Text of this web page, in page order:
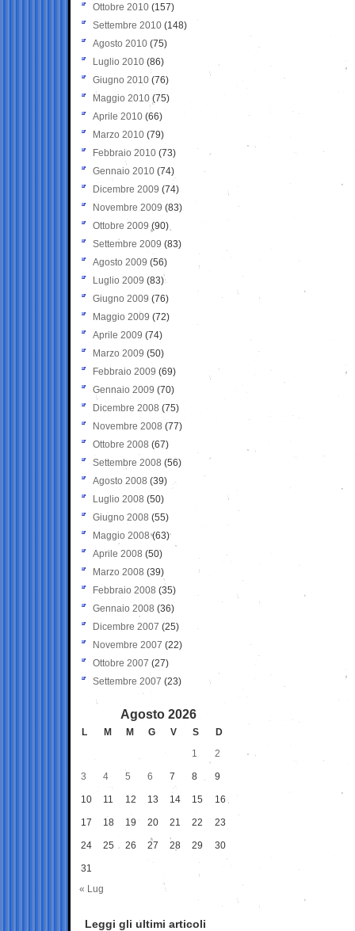
Ottobre 2010 (157)
Settembre 2010 (148)
Agosto 2010 (75)
Luglio 2010 (86)
Giugno 2010 (76)
Maggio 2010 (75)
Aprile 2010 (66)
Marzo 2010 (79)
Febbraio 2010 (73)
Gennaio 2010 (74)
Dicembre 2009 (74)
Novembre 2009 (83)
Ottobre 2009 (90)
Settembre 2009 (83)
Agosto 2009 (56)
Luglio 2009 (83)
Giugno 2009 (76)
Maggio 2009 (72)
Aprile 2009 (74)
Marzo 2009 (50)
Febbraio 2009 (69)
Gennaio 2009 (70)
Dicembre 2008 (75)
Novembre 2008 (77)
Ottobre 2008 (67)
Settembre 2008 (56)
Agosto 2008 (39)
Luglio 2008 (50)
Giugno 2008 (55)
Maggio 2008(63)
Aprile 2008 (50)
Marzo 2008 (39)
Febbraio 2008 (35)
Gennaio 2008 (36)
Dicembre 2007 (25)
Novembre 2007 (22)
Ottobre 2007 (27)
Settembre 2007 (23)
Agosto 2026
L M M G V S
D
1
2
3 4 5 6 7 8 9
10 11 12 13 14 15 16
17 18 19 20 21 22 23
24 25 26 27 28 29 30
31
« Lug
Leggi gli ultimi articoli